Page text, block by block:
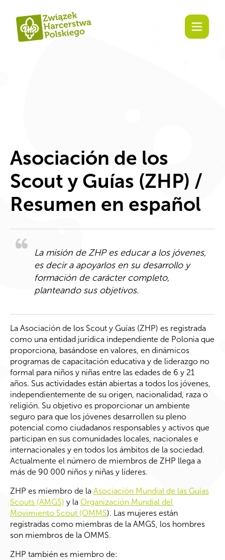
Asociación de los
Scout y Guías (ZHP) /
Resumen en español
La misión de ZHP es educar a los jóvenes,
es decir a apoyarlos en su desarrollo y
formación de carácter completo,
planteando sus objetivos.
La Asociación de los Scout y Guías (ZHP) es registrada
como una entidad jurídica independiente de Polonia que
proporciona, basándose ​​en valores, en dinámicos
programas de capacitación educativa y de liderazgo no
formal para niños y niñas entre las edades de 6 y 21
años. Sus actividades están abiertas a todos los jóvenes,
independientemente de su origen, nacionalidad, raza o
religión. Su objetivo es proporcionar un ambiente
seguro para que los jóvenes desarrollen su pleno
potencial como ciudadanos responsables y activos que
participan en sus comunidades locales, nacionales e
internacionales y en todos los ámbitos de la sociedad.
Actualmente el número de miembros de ZHP llega a
más de 90 000 niños y niñas y líderes.
ZHP es miembro de la Asociación Mundial de las Guías
Scouts (AMGS) y la Organización Mundial del
Movimiento Scout (OMMS). Las mujeres están
registradas como miembras de la AMGS, los hombres
son miembros de la OMMS.
ZHP también es miembro de: